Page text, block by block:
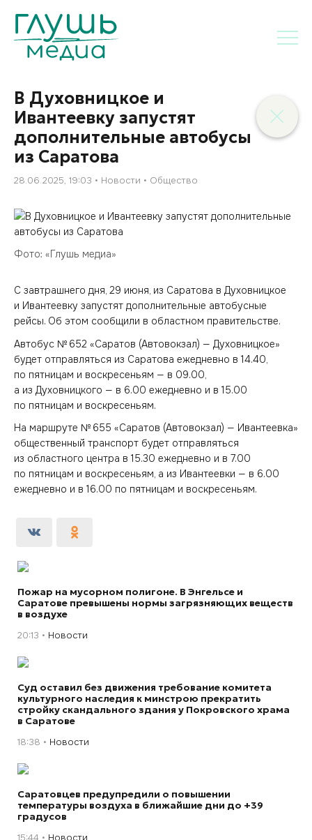
В Духовницкое и
Ивантеевку запустят
дополнительные автобусы
из Саратова
28.06.2025, 19:03 Новости Общество
Фото: «Глушь медиа»
С завтрашнего дня, 29 июня, из Саратова в Духовницкое
и Ивантеевку запустят дополнительные автобусные
рейсы. Об этом сообщили в областном правительстве.
Автобус № 652 «Саратов (Автовокзал) — Духовницкое»
будет отправляться из Саратова ежедневно в 14.40,
по пятницам и воскресеньям — в 09.00,
а из Духовницкого — в 6.00 ежедневно и в 15.00
по пятницам и воскресеньям.
На маршруте № 655 «Саратов (Автовокзал) — Ивантеевка»
общественный транспорт будет отправляться
из областного центра в 15.30 ежедневно и в 7.00
по пятницам и воскресеньям, а из Ивантеевки — в 6.00
ежедневно и в 16.00 по пятницам и воскресеньям.
Пожар на мусорном полигоне. В Энгельсе и
Саратове превышены нормы загрязняющих веществ
в воздухе
20:13 Новости
Суд оставил без движения требование комитета
культурного наследия к минстрою прекратить
стройку скандального здания у Покровского храма
в Саратове
18:38 Новости
Саратовцев предупредили о повышении
температуры воздуха в ближайшие дни до +39
градусов
15:44 Новости